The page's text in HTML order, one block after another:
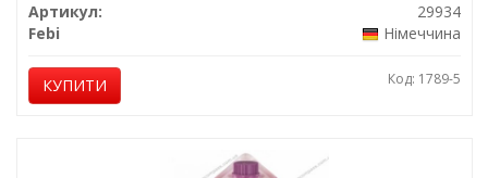
Артикул:
29934
Febi
Німеччина
КУПИТИ Код: 1789-5